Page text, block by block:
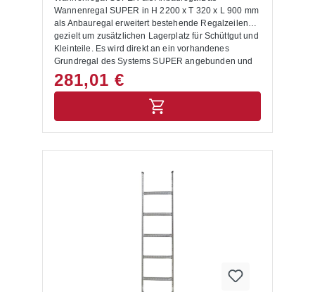
Wannenregal SUPER in H 2200 x T 320 x L 900 mm
als Anbauregal erweitert bestehende Regalzeilen
gezielt um zusätzlichen Lagerplatz für Schüttgut und
Kleinteile. Es wird direkt an ein vorhandenes
Grundregal des Systems SUPER angebunden und
erweitert die Lagerfläche effizient. Das Anbauregal
wird an das Grundregal angebunden und benötigt
nur einen Seitenrahmen für den Feldabschluss.Das
Regalsystem ist als Stecksystem ausgeführt und
hohe Abriebfestigkeit und eine langlebige Nutzung
das Anbauregal zusätzliche Lagerbereiche für
Schrauben, Fittinge und andere Kleinteile. Die
Fachlast beträgt bis zu 200 kg je Ebene bei
gleichmäßig verteilter Last. Die maximale Feldlast
im Lieferumfang enthalten, die die äußere
Begrenzung der Wanne bilden. Weitere
Trennbleche zur individuellen Unterteilung sind
erhältlich.Produktübersicht:System: Wannenregal
281,01 €